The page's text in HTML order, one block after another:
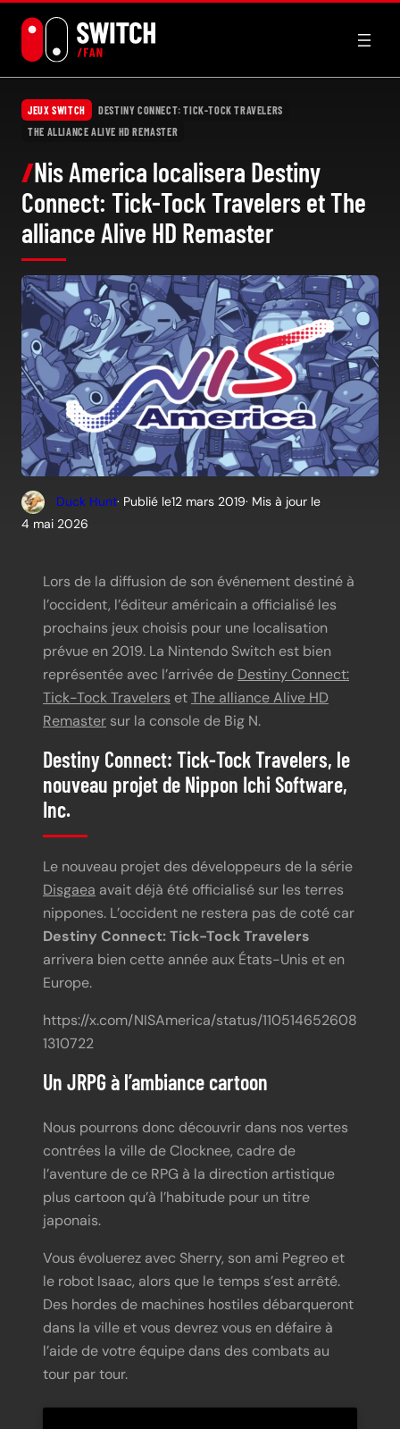
contenu
JEUX SWITCH
DESTINY CONNECT: TICK-TOCK TRAVELERS
THE ALLIANCE ALIVE HD REMASTER
Nis America localisera Destiny
Connect: Tick-Tock Travelers et The
alliance Alive HD Remaster
Duck Hunt· Publié le12 mars 2019· Mis à jour le
4 mai 2026
Lors de la diffusion de son événement destiné à
l’occident, l’éditeur américain a officialisé les
prochains jeux choisis pour une localisation
prévue en 2019. La Nintendo Switch est bien
représentée avec l’arrivée de Destiny Connect:
Tick-Tock Travelers etThe alliance Alive HD
Remaster sur la console de Big N.
Destiny Connect: Tick-Tock Travelers, le
nouveau projet de Nippon Ichi Software,
Inc.
Le nouveau projet des développeurs de la série
Disgaea avait déjà été officialisé sur les terres
nippones. L’occident ne restera pas de coté car
Destiny Connect: Tick-Tock Travelers
arrivera bien cette année aux États-Unis et en
Europe.
https://x.com/NISAmerica/status/110514652608
1310722
Un JRPG à l’ambiance cartoon
Nous pourrons donc découvrir dans nos vertes
contrées la ville de Clocknee, cadre de
l’aventure de ce RPG à la direction artistique
plus cartoon qu’à l’habitude pour un titre
japonais.
Vous évoluerez avec Sherry, son ami Pegreo et
le robot Isaac, alors que le temps s’est arrêté.
Des hordes de machines hostiles débarqueront
dans la ville et vous devrez vous en défaire à
l’aide de votre équipe dans des combats au
tour par tour.